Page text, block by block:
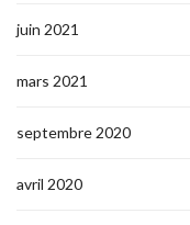
juin 2021
mars 2021
septembre 2020
avril 2020